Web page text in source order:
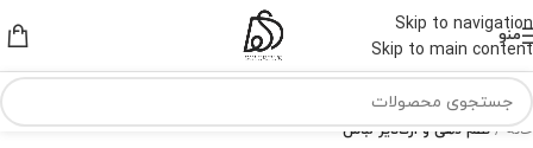
Skip to navigation
Skip to main content
منو
خانه نظم دهی و ارگانایز لباس